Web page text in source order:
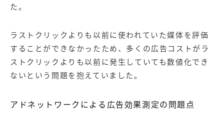
た。
ラストクリックよりも以前に使われていた媒体を評価
することができなかったため、多くの広告コストがラ
ストクリックよりも以前に発生していても数値化でき
ないという問題を抱えていました。
アドネットワークによる広告効果測定の問題点